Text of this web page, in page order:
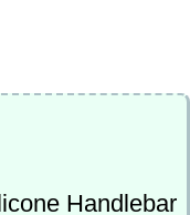
Handlebar